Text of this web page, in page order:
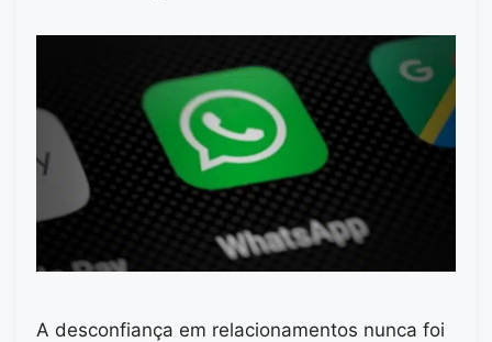
A desconfiança em relacionamentos nunca foi